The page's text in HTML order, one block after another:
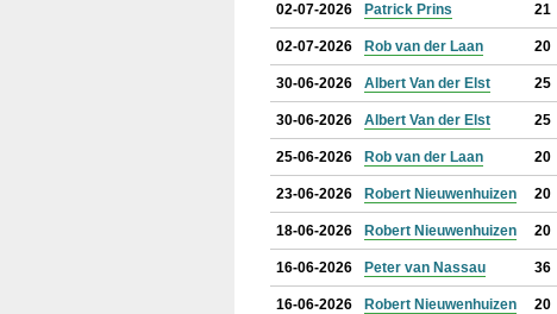
02-07-2026 Patrick Prins 21
02-07-2026 Rob van der Laan 20
30-06-2026 Albert Van der Elst 25
30-06-2026 Albert Van der Elst 25
25-06-2026 Rob van der Laan 20
23-06-2026 Robert Nieuwenhuizen 20
18-06-2026 Robert Nieuwenhuizen 20
16-06-2026 Peter van Nassau 36
16-06-2026 Robert Nieuwenhuizen 20